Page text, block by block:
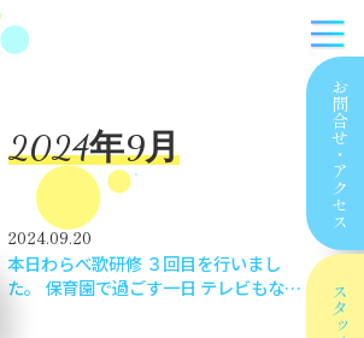
お問合せ
・
アクセス
スタッフ
2024年9月
2024.09.20
本日わらべ歌研修 ３回目を行いまし
た。 保育園で過ごす一日 テレビもない